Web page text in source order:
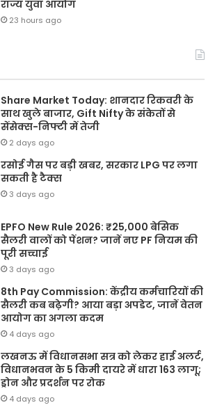
राज्य युवा आयोग
23 hours ago
Share Market Today: शानदार रिकवरी के
साथ खुले बाजार, Gift Nifty के संकेतों से
सेंसेक्स-निफ्टी में तेजी
2 days ago
रसोई गैस पर बड़ी खबर, सरकार LPG पर लगा
सकती है टैक्स
3 days ago
EPFO New Rule 2026: ₹25,000 बेसिक
सैलरी वालों को पेंशन? जानें नए PF नियम की
पूरी सच्चाई
3 days ago
8th Pay Commission: केंद्रीय कर्मचारियों की
सैलरी कब बढ़ेगी? आया बड़ा अपडेट, जानें वेतन
आयोग का अगला कदम
4 days ago
लखनऊ में विधानसभा सत्र को लेकर हाई अलर्ट,
विधानभवन के 5 किमी दायरे में धारा 163 लागू;
ड्रोन और प्रदर्शन पर रोक
4 days ago